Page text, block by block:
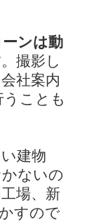
ーンは動
。撮影し
社案内
ことも
建物
ないの
場、新
すので